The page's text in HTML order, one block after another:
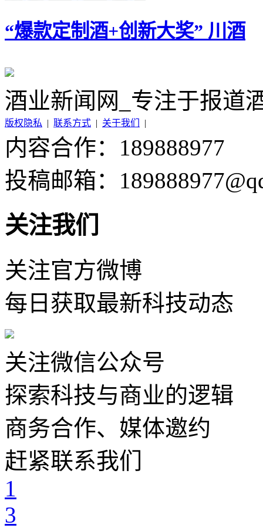
“爆款定制酒+创新大奖” 川酒
酒业新闻网_专注于报道
版权隐私 | 联系方式 | 关于我们 |
内容合作：189888977
投稿邮箱：
关注我们
关注官方微博
每日获取最新科技动态
关注微信公众号
探索科技与商业的逻辑
商务合作、媒体邀约
赶紧联系我们
1
3